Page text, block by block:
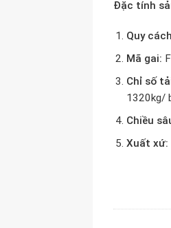
Đặc tính
Quy
Mã gai:
Chỉ số
1320kg/
Chiều
Xuất xứ: